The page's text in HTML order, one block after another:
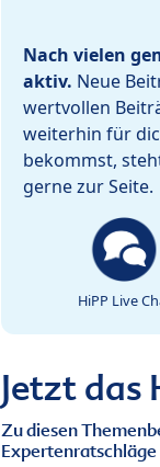
Nach vielen
aktiv. Neue
wertvollen
weiterhin für
bekommst,
gerne zur Seite.
HiPP Live
Jetzt das
Zu diesen
Expertenratschläge